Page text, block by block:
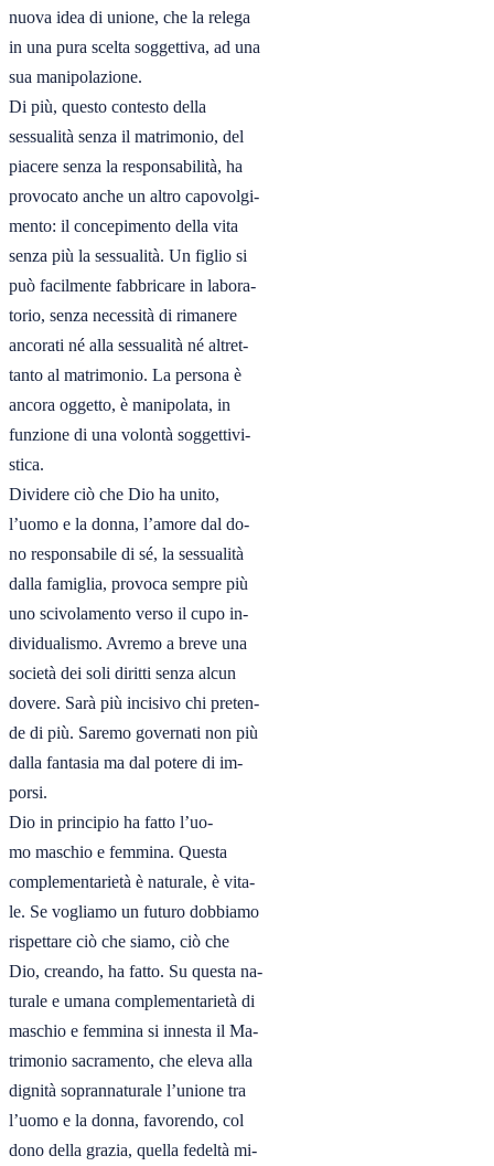
nuova idea di unione, che la relega
in una pura scelta soggettiva, ad una
sua manipolazione.
Di più, questo contesto della
sessualità senza il matrimonio, del
piacere senza la responsabilità, ha
provocato anche un altro capovolgi-
mento: il concepimento della vita
senza più la sessualità. Un figlio si
può facilmente fabbricare in labora-
torio, senza necessità di rimanere
ancorati né alla sessualità né altret-
tanto al matrimonio. La persona è
ancora oggetto, è manipolata, in
funzione di una volontà soggettivi-
stica.
Dividere ciò che Dio ha unito,
l’uomo e la donna, l’amore dal do-
no responsabile di sé, la sessualità
dalla famiglia, provoca sempre più
uno scivolamento verso il cupo in-
dividualismo. Avremo a breve una
società dei soli diritti senza alcun
dovere. Sarà più incisivo chi preten-
de di più. Saremo governati non più
dalla fantasia ma dal potere di im-
porsi.
Dio in principio ha fatto l’uo-
mo maschio e femmina. Questa
complementarietà è naturale, è vita-
le. Se vogliamo un futuro dobbiamo
rispettare ciò che siamo, ciò che
Dio, creando, ha fatto. Su questa na-
turale e umana complementarietà di
maschio e femmina si innesta il Ma-
trimonio sacramento, che eleva alla
dignità soprannaturale l’unione tra
l’uomo e la donna, favorendo, col
dono della grazia, quella fedeltà mi-